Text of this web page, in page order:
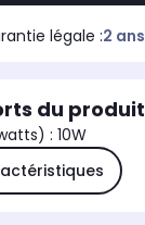
légale :2 ans
du produit
: 10W